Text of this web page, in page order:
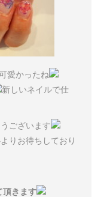
愛かったね
新しいネイルで仕
ございます
りお待ちしており
頂きます